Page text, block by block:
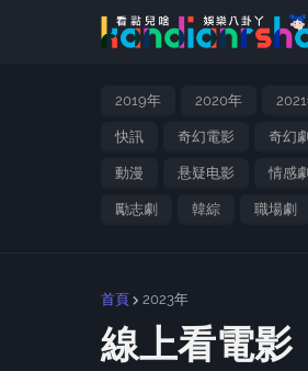
2019年 2020年
快訊 奇幻電影 奇幻劇
動漫 悬疑电影 情感劇
勵志劇 韓綜 職場劇
首頁 2023年
線上看電影